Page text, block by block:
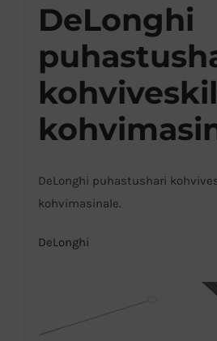
DeLonghi
DeLonghi puhastushari
kohvimasinale.
DeLonghi